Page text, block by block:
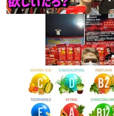
2023.11.26
筋肉アップ！